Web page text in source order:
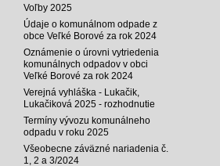
Voľby 2025
Údaje o komunálnom odpade z
obce Veľké Borové za rok 2024
Oznámenie o úrovni vytriedenia
komunálnych odpadov v obci
Veľké Borové za rok 2024
Verejná vyhláška - Lukačik,
Lukačiková 2025 - rozhodnutie
Termíny vývozu komunálneho
odpadu v roku 2025
Všeobecne záväzné nariadenia č.
1, 2 a 3/2024